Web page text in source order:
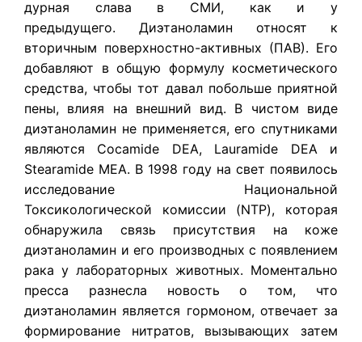
дурная слава в СМИ, как и у
предыдущего. Диэтаноламин относят к
вторичным поверхностно-активных (ПАВ). Его
добавляют в общую формулу косметического
средства, чтобы тот давал побольше приятной
пены, влияя на внешний вид. В чистом виде
диэтаноламин не применяется, его спутниками
являются Cocamide DEA, Lauramide DEA и
Stearamide MEA. В 1998 году на свет появилось
исследование Национальной
Токсикологической комиссии (NTP), которая
обнаружила связь присутствия на коже
диэтаноламин и его производных с появлением
рака у лабораторных животных. Моментально
пресса разнесла новость о том, что
диэтаноламин является гормоном, отвечает за
формирование нитратов, вызывающих затем